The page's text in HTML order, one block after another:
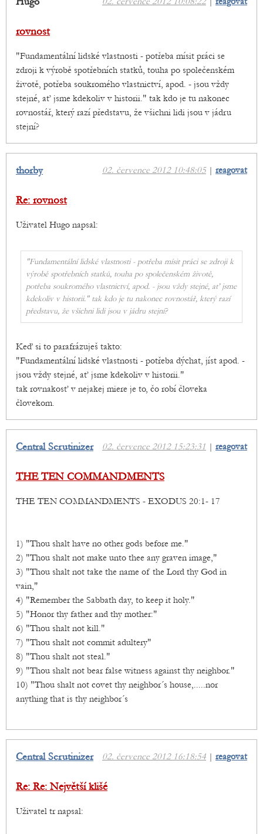
rovnost
"Fundamentální lidské vlastnosti - potřeba mísit práci se
zdroji k výrobě spotřebních statků, touha po společenském
životě, potřeba soukromého vlastnictví, apod. - jsou vždy
stejné, ať jsme kdekoliv v historii." tak kdo je tu nakonec
rovnostář, který razí představu, že všichni lidi jsou v jádru
stejní?
02. července 2012 10:48:05| reagovat
thorby
Re: rovnost
Uživatel Hugo napsal:
"Fundamentální lidské vlastnosti - potřeba mísit práci se zdroji k
výrobě spotřebních statků, touha po společenském životě,
potřeba soukromého vlastnictví, apod. - jsou vždy stejné, ať jsme
kdekoliv v historii." tak kdo je tu nakonec rovnostář, který razí
představu, že všichni lidi jsou v jádru stejní?
Keď si to parafrázuješ takto:
"Fundamentální lidské vlastnosti - potřeba dýchat, jíst apod. -
jsou vždy stejné, ať jsme kdekoliv v historii."
tak rovnakosť v nejakej miere je to, čo robí človeka
človekom.
02. července 2012 15:23:31 | reagovat
Central Scrutinizer
THE TEN COMMANDMENTS
THE TEN COMMANDMENTS - EXODUS 20:1- 17
1) "Thou shalt have no other gods before me."
2) "Thou shalt not make unto thee any graven image,"
3) "Thou shalt not take the name of the Lord thy God in
vain,"
4) "Remember the Sabbath day, to keep it holy."
5) "Honor thy father and thy mother:"
6) "Thou shalt not kill."
7) "Thou shalt not commit adultery"
8) "Thou shalt not steal."
9) "Thou shalt not bear false witness against thy neighbor."
10) "Thou shalt not covet thy neighbor´s house,.....nor
anything that is thy neighbor´s
02. července 2012 16:18:54 | reagovat
Central Scrutinizer
Re: Re: Největší klišé
Uživatel tr napsal: